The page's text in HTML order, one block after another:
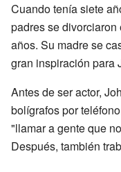
Cuando tenía siete
padres se
años. Su madre se
gran inspiración para
Antes de ser actor,
bolígrafos por
"llamar a gente que
Después, también